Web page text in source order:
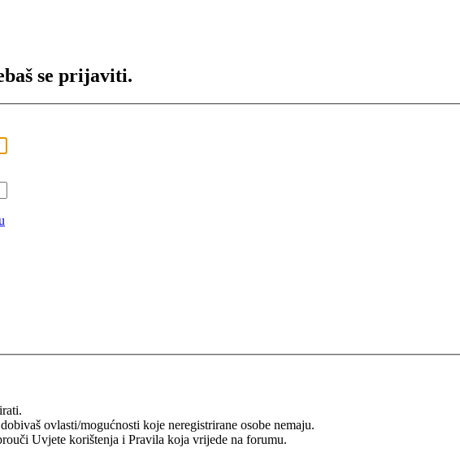
se prijaviti.
ovlasti/mogućnosti koje neregistrirane osobe nemaju.
Uvjete korištenja i Pravila koja vrijede na forumu.